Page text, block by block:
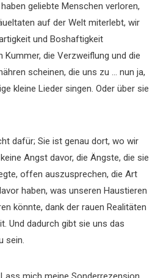
geliebte Menschen verloren,
auf der Welt miterlebt, wir
und Boshaftigkeit
die Verzweiflung und die
scheinen, die uns zu … nun ja,
kleine Lieder singen. Oder über sie
dafür; Sie ist genau dort, wo wir
Angst davor, die Ängste, die sie
offen auszusprechen, die Art
haben, was unseren Haustieren
könnte, dank der rauen Realitäten
Und dadurch gibt sie uns das
sein.